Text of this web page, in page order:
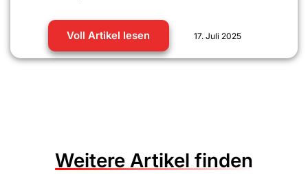
Voll Artikel lesen 17. Juli 2025
Weitere Artikel finden